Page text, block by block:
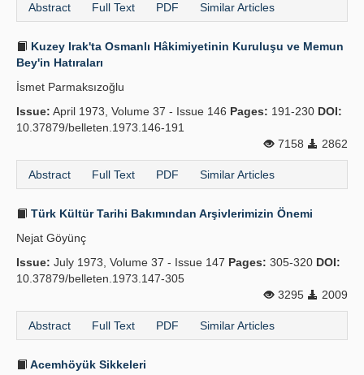
Abstract Full Text PDF Similar Articles
Kuzey Irak'ta Osmanlı Hâkimiyetinin Kuruluşu ve Memun
Bey'in Hatıraları
İsmet Parmaksızoğlu
Issue: April 1973, Volume 37 - Issue 146 Pages: 191-230 DOI:
10.37879/belleten.1973.146-191
7158
2862
Abstract Full Text PDF Similar Articles
Türk Kültür Tarihi Bakımından Arşivlerimizin Önemi
Nejat Göyünç
Issue: July 1973, Volume 37 - Issue 147 Pages: 305-320 DOI:
10.37879/belleten.1973.147-305
3295
2009
Abstract Full Text PDF Similar Articles
Acemhöyük Sikkeleri